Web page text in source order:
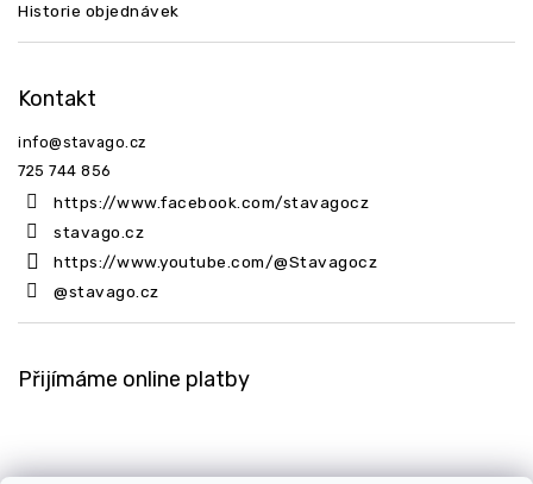
Historie objednávek
Kontakt
info@stavago.cz
725 744 856
https://www.facebook.com/stavagocz
stavago.cz
https://www.youtube.com/@Stavagocz
@stavago.cz
Přijímáme online platby